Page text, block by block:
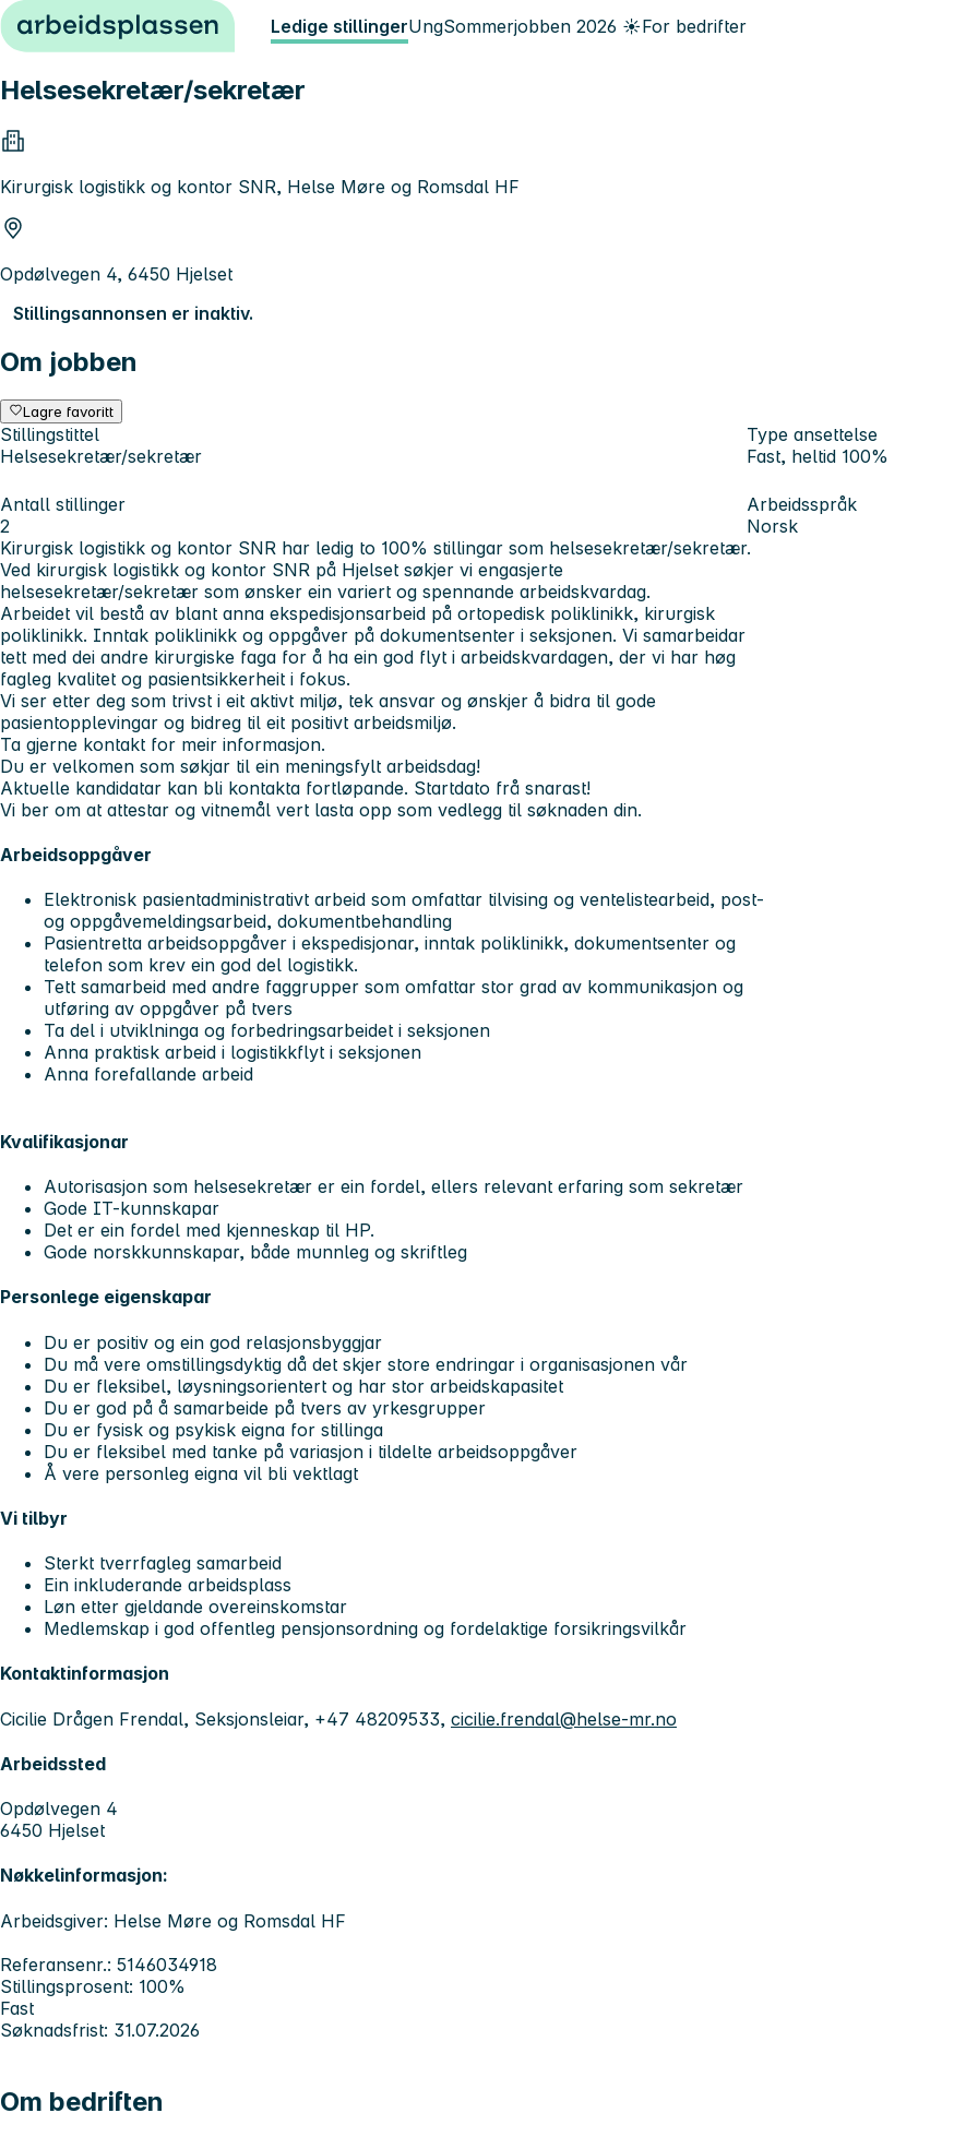
Hopp til innhold Ledige stillingerUngSommerjobben 2026 ☀️For bedrifter
Helsesekretær/sekretær
Kirurgisk logistikk og kontor SNR, Helse Møre og Romsdal HF
Opdølvegen 4, 6450 Hjelset
Stillingsannonsen er inaktiv.
Om jobben
Lagre favoritt
Stillingstittel
Helsesekretær/sekretær
Type ansettelse
Fast, heltid 100%
Antall stillinger
2
Arbeidsspråk
Norsk
Kirurgisk logistikk og kontor SNR har ledig to 100% stillingar som helsesekretær/sekretær.
Ved kirurgisk logistikk og kontor SNR på Hjelset søkjer vi engasjerte
helsesekretær/sekretær som ønsker ein variert og spennande arbeidskvardag.
Arbeidet vil bestå av blant anna ekspedisjonsarbeid på ortopedisk poliklinikk, kirurgisk
poliklinikk. Inntak poliklinikk og oppgåver på dokumentsenter i seksjonen. Vi samarbeidar
tett med dei andre kirurgiske faga for å ha ein god flyt i arbeidskvardagen, der vi har høg
fagleg kvalitet og pasientsikkerheit i fokus.
Vi ser etter deg som trivst i eit aktivt miljø, tek ansvar og ønskjer å bidra til gode
pasientopplevingar og bidreg til eit positivt arbeidsmiljø.
Ta gjerne kontakt for meir informasjon.
Du er velkomen som søkjar til ein meningsfylt arbeidsdag!
Aktuelle kandidatar kan bli kontakta fortløpande. Startdato frå snarast!
Vi ber om at attestar og vitnemål vert lasta opp som vedlegg til søknaden din.
Arbeidsoppgåver
Elektronisk pasientadministrativt arbeid som omfattar tilvising og ventelistearbeid, post-
og oppgåvemeldingsarbeid, dokumentbehandling
Pasientretta arbeidsoppgåver i ekspedisjonar, inntak poliklinikk, dokumentsenter og
telefon som krev ein god del logistikk.
Tett samarbeid med andre faggrupper som omfattar stor grad av kommunikasjon og
utføring av oppgåver på tvers
Ta del i utviklninga og forbedringsarbeidet i seksjonen
Anna praktisk arbeid i logistikkflyt i seksjonen
Anna forefallande arbeid
Kvalifikasjonar
Autorisasjon som helsesekretær er ein fordel, ellers relevant erfaring som sekretær
Gode IT-kunnskapar
Det er ein fordel med kjenneskap til HP.
Gode norskkunnskapar, både munnleg og skriftleg
Personlege eigenskapar
Du er positiv og ein god relasjonsbyggjar
Du må vere omstillingsdyktig då det skjer store endringar i organisasjonen vår
Du er fleksibel, løysningsorientert og har stor arbeidskapasitet
Du er god på å samarbeide på tvers av yrkesgrupper
Du er fysisk og psykisk eigna for stillinga
Du er fleksibel med tanke på variasjon i tildelte arbeidsoppgåver
Å vere personleg eigna vil bli vektlagt
Vi tilbyr
Sterkt tverrfagleg samarbeid
Ein inkluderande arbeidsplass
Løn etter gjeldande overeinskomstar
Medlemskap i god offentleg pensjonsordning og fordelaktige forsikringsvilkår
Kontaktinformasjon
Cicilie Drågen Frendal, Seksjonsleiar, +47 48209533, cicilie.frendal@helse-mr.no
Arbeidssted
Opdølvegen 4
6450 Hjelset
Nøkkelinformasjon:
Arbeidsgiver: Helse Møre og Romsdal HF
Referansenr.: 5146034918
Stillingsprosent: 100%
Fast
Søknadsfrist: 31.07.2026
Om bedriften